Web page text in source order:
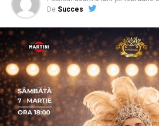
Carmen Mihalca, fondatoarea
Antreprenoare.ro,a pus aceeași
ori, de-a lungul a șapte ani
comunitate: de ce atât de multe
și expertiză reală lipsesc din
relevante pentru domeniul lor?
De Succes